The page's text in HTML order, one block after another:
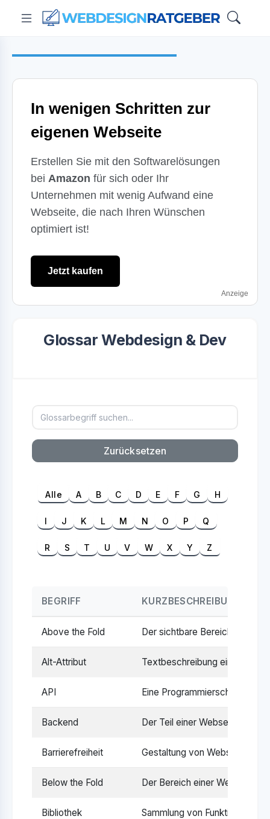
In wenigen Schritten zur
eigenen Webseite
Erstellen Sie mit den Softwarelösungen
bei Amazon für sich oder Ihr
Unternehmen mit wenig Aufwand eine
Webseite, die nach Ihren Wünschen
optimiert ist!
Jetzt kaufen
Anzeige
Glossar Webdesign & Dev
Zurücksetzen
Alle A B C D E F G H
I J K L M N O P Q
R S T U V W X Y Z
BEGRIFF KURZBESCHREIBUNG
Above the Fold Der sichtbare Bereich einer
Alt-Attribut Textbeschreibung eines
API Eine
Backend Der Teil einer Webseite oder
Barrierefreiheit Gestaltung von Webseiten,
Below the Fold Der Bereich einer Webseite,
Bibliothek Sammlung von Funktionen